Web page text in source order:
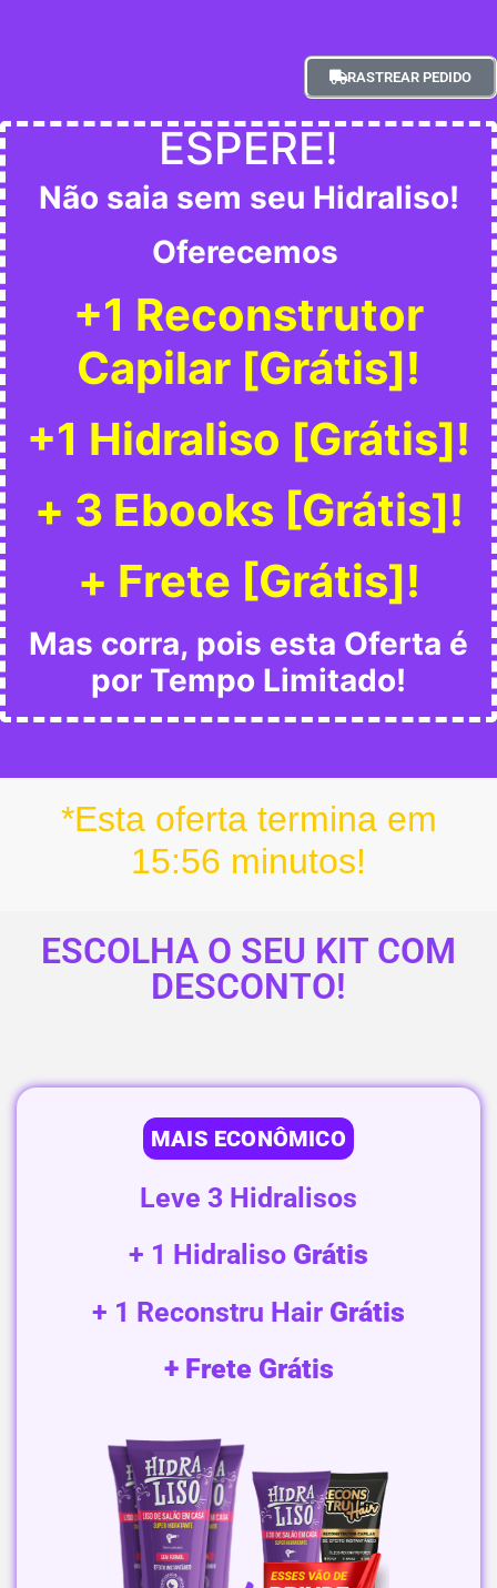
RASTREAR PEDIDO
ESPERE!
Não saia sem seu Hidraliso!
Oferecemos
+1 Reconstrutor
Capilar [Grátis]!
+1 Hidraliso [Grátis]!
+ 3 Ebooks [Grátis]!
+ Frete [Grátis]!
Mas corra, pois esta Oferta é
por Tempo Limitado!
*Esta oferta termina em
15:56 minutos!
ESCOLHA O SEU KIT COM
DESCONTO!
MAIS ECONÔMICO
Leve 3 Hidralisos
+ 1 Hidraliso Grátis
+ 1 Reconstru Hair Grátis
+ Frete Grátis